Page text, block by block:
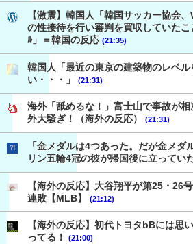
【激震】韓国人「韓国サッカー協会
の性接待を行い審判を買収していた
ﾙ」＝韓国の反応 (21:35)
韓国人「最近の東京の建築物のレベル
い・・・」
(21:31)
海外「舐めるな！」富士山で事故が
外大騒ぎ！（海外の反応）
(21:31)
「金メダルは4つあった。だが金メダ
リン五輪4冠の彼が帰国後に立ってい
【海外の反応】大谷翔平が第25・26
連敗【MLB】
(21:12)
【海外の反応】初代トヨタbBには思
ってる！
(21:00)